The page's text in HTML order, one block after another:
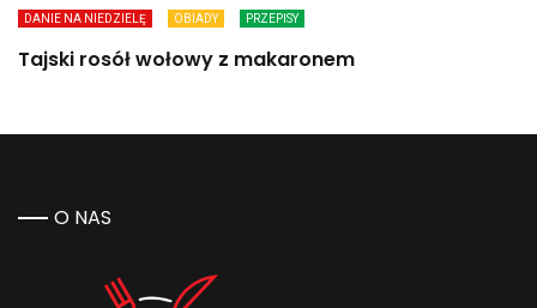
DANIE NA NIEDZIELĘ OBIADY PRZEPISY
Tajski rosół wołowy z makaronem
O NAS